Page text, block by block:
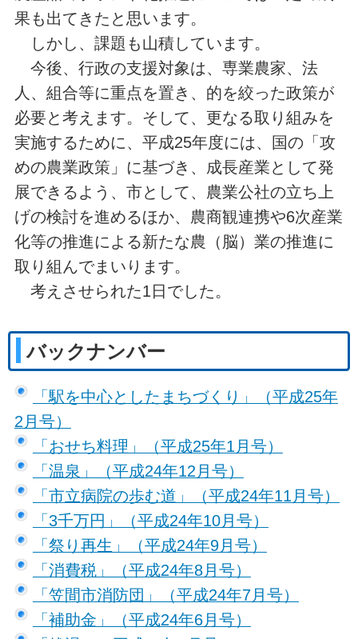
果も出てきたと思います。
しかし、課題も山積しています。
今後、行政の支援対象は、専業農家、法
人、組合等に重点を置き、的を絞った政策が
必要と考えます。そして、更なる取り組みを
実施するために、平成25年度には、国の「攻
めの農業政策」に基づき、成長産業として発
展できるよう、市として、農業公社の立ち上
げの検討を進めるほか、農商観連携や6次産業
化等の推進による新たな農（脳）業の推進に
取り組んでまいります。
考えさせられた1日でした。
バックナンバー
「駅を中心としたまちづくり」（平成25年
2月号）
「おせち料理」（平成25年1月号）
「温泉」（平成24年12月号）
「市立病院の歩む道」（平成24年11月号）
「3千万円」（平成24年10月号）
「祭り再生」（平成24年9月号）
「消費税」（平成24年8月号）
「笠間市消防団」（平成24年7月号）
「補助金」（平成24年6月号）